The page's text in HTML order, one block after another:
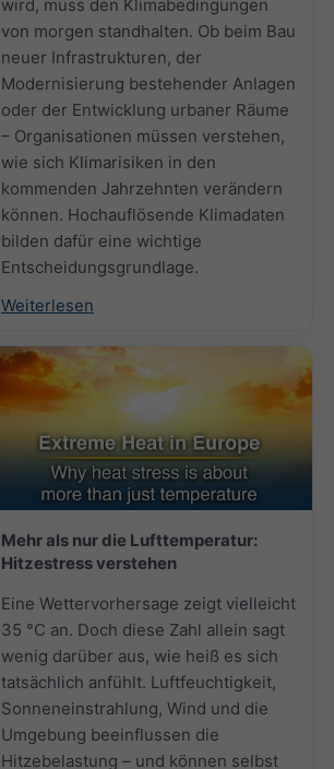
wird, muss den Klimabedingungen
von morgen standhalten. Ob beim Bau
neuer Infrastrukturen, der
Modernisierung bestehender Anlagen
oder der Entwicklung urbaner Räume
– Organisationen müssen verstehen,
wie sich Klimarisiken in den
kommenden Jahrzehnten verändern
können. Hochauflösende Klimadaten
bilden dafür eine wichtige
Entscheidungsgrundlage.
Weiterlesen
Mehr als nur die Lufttemperatur:
Hitzestress verstehen
Eine Wettervorhersage zeigt vielleicht
35 °C an. Doch diese Zahl allein sagt
wenig darüber aus, wie heiß es sich
tatsächlich anfühlt. Luftfeuchtigkeit,
Sonneneinstrahlung, Wind und die
Umgebung beeinflussen die
Hitzebelastung – und können selbst